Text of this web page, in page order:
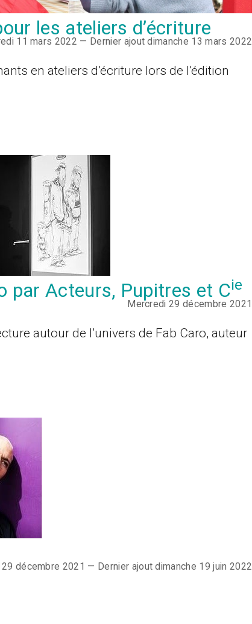
les ateliers d’écriture
11 mars 2022 — Dernier ajout dimanche 13 mars 2022
en ateliers d’écriture lors de l’édition
par Acteurs, Pupitres et Cie
Mercredi 29 décembre 2021
autour de l’univers de Fab Caro, auteur
29 décembre 2021 — Dernier ajout dimanche 19 juin 2022